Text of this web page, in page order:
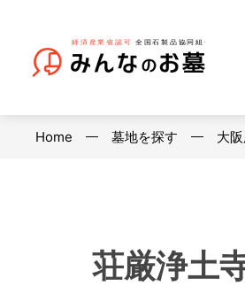
Home 墓地を探す 大
荘厳浄土